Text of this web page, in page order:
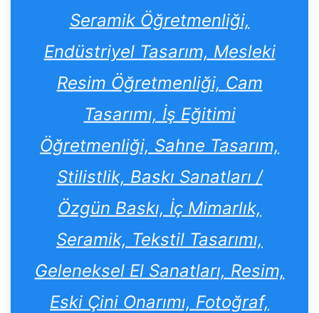
Seramik Öğretmenliği,
Endüstriyel Tasarım, Mesleki
Resim Öğretmenliği, Cam
Tasarımı, İş Eğitimi
Öğretmenliği, Sahne Tasarım,
Stilistlik, Baskı Sanatları /
Özgün Baskı, İç Mimarlık,
Seramik, Tekstil Tasarımı,
Geleneksel El Sanatları, Resim,
Eski Çini Onarımı, Fotoğraf,